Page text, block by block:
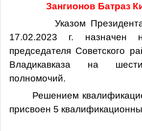
Зангионов Батраз
Указом
17.02.2023 г. назначен
председателя Советского
Владикавказа на
полномочий.
Решением
присвоен 5